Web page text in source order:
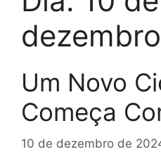
Um Novo
Começa
10 de dezembro de